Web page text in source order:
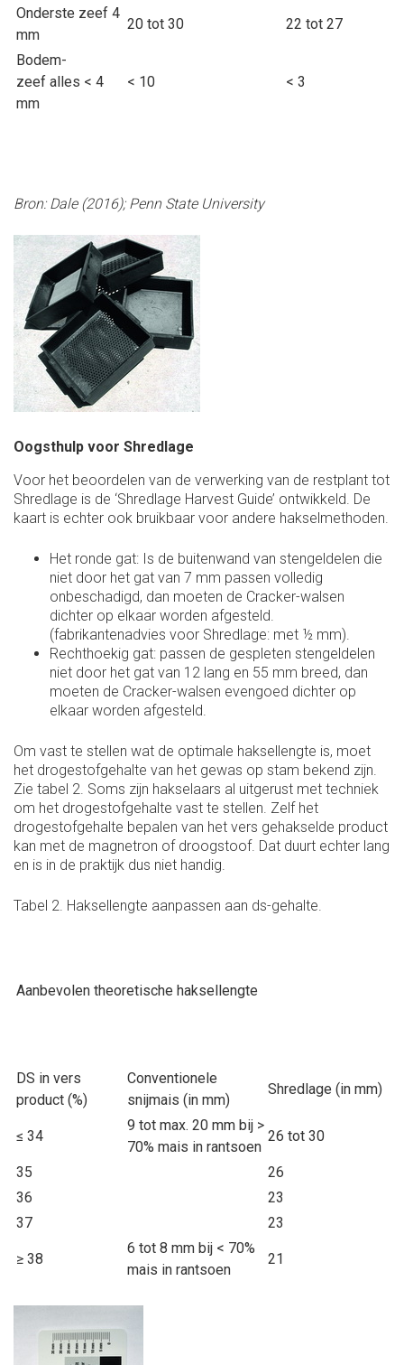
Onderste zeef 4
mm
20 tot 30 22 tot 27
Bodem-
zeef alles < 4
mm
< 10 < 3
Bron: Dale (2016); Penn State University
Oogsthulp voor Shredlage
Voor het beoordelen van de verwerking van de restplant tot
Shredlage is de ‘Shredlage Harvest Guide’ ontwikkeld. De
kaart is echter ook bruikbaar voor andere hakselmethoden.
Het ronde gat: Is de buitenwand van stengeldelen die
niet door het gat van 7 mm passen volledig
onbeschadigd, dan moeten de Cracker-walsen
dichter op elkaar worden afgesteld.
(fabrikantenadvies voor Shredlage: met ½ mm).
Rechthoekig gat: passen de gespleten stengeldelen
niet door het gat van 12 lang en 55 mm breed, dan
moeten de Cracker-walsen evengoed dichter op
elkaar worden afgesteld.
Om vast te stellen wat de optimale haksellengte is, moet
het drogestofgehalte van het gewas op stam bekend zijn.
Zie tabel 2. Soms zijn hakselaars al uitgerust met techniek
om het drogestofgehalte vast te stellen. Zelf het
drogestofgehalte bepalen van het vers gehakselde product
kan met de magnetron of droogstoof. Dat duurt echter lang
en is in de praktijk dus niet handig.
Tabel 2. Haksellengte aanpassen aan ds-gehalte.
Aanbevolen theoretische haksellengte
DS in vers
product (%)
Conventionele
snijmais (in mm)
Shredlage (in mm)
≤ 34
9 tot max. 20 mm bij >
70% mais in rantsoen
26 tot 30
35
26
36
23
37
23
≥ 38
6 tot 8 mm bij < 70%
mais in rantsoen
21